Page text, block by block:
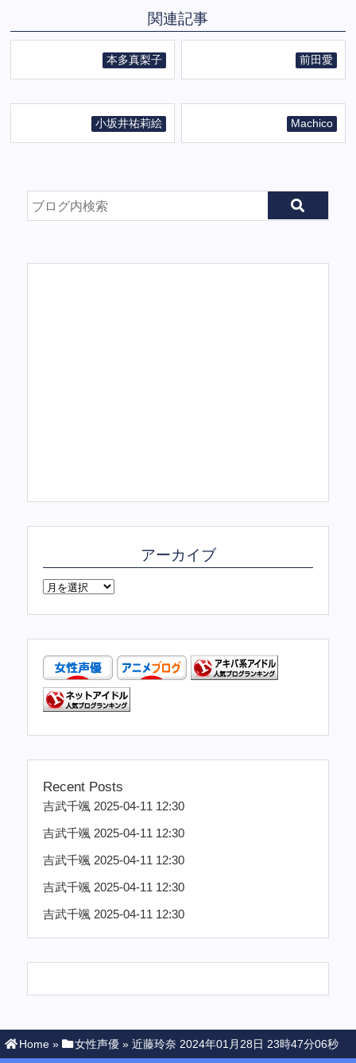
関連記事
本多真梨子 前田愛
小坂井祐莉絵 Machico
アーカイブ
Recent Posts
吉武千颯 2025-04-11 12:30
吉武千颯 2025-04-11 12:30
吉武千颯 2025-04-11 12:30
吉武千颯 2025-04-11 12:30
吉武千颯 2025-04-11 12:30
Home » 女性声優 » 近藤玲奈 2024年01月28日 23時47分06秒